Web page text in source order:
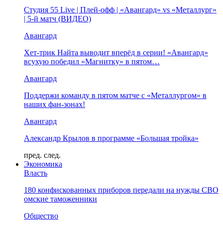
Студия 55 Live | Плей-офф | «Авангард» vs «Металлург»
| 5-й матч (ВИДЕО)
Авангард
Хет-трик Найта выводит вперёд в серии! «Авангард»
всухую победил «Магнитку» в пятом…
Авангард
Поддержи команду в пятом матче с «Металлургом» в
наших фан-зонах!
Авангард
Александр Крылов в программе «Большая тройка»
пред. след.
Экономика
Власть
180 конфискованных приборов передали на нужды СВО
омские таможенники
Общество